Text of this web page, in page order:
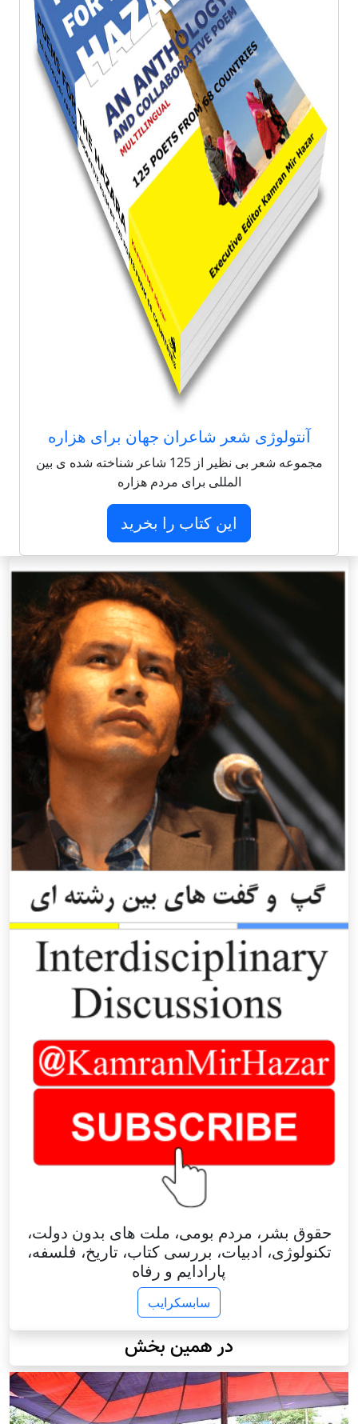
آنتولوژی شعر شاعران جهان برای هزاره
مجموعه شعر بی نظیر از 125 شاعر شناخته شده ی بین
المللی برای مردم هزاره
این کتاب را بخرید
حقوق بشر، مردم بومی، ملت های بدون دولت،
تکنولوژی، ادبیات، بررسی کتاب، تاریخ، فلسفه،
پارادایم و رفاه
سابسکرایب
در همین بخش